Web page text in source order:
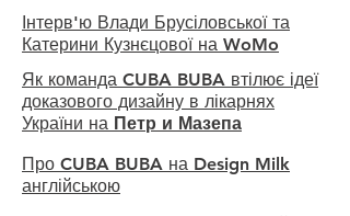
Інтерв'ю Влади Брусіловської та
Катерини Кузнєцової на WoMo
Як команда CUBA BUBA втілює ідеї
доказового дизайну в лікарнях
України на Петр и Мазепа
Про CUBA BUBA на Design Milk
англійською